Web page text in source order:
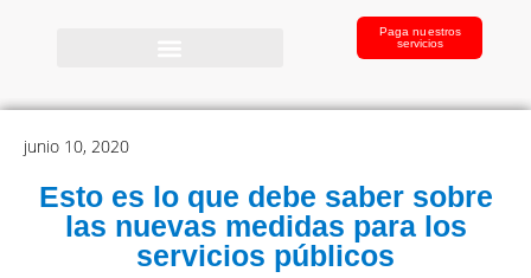
Paga nuestros
servicios
junio 10, 2020
Esto es lo que debe saber sobre
las nuevas medidas para los
servicios públicos